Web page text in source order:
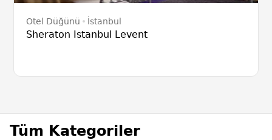
Otel Düğünü İstanbul
Sheraton Istanbul Levent
Tüm Kategoriler